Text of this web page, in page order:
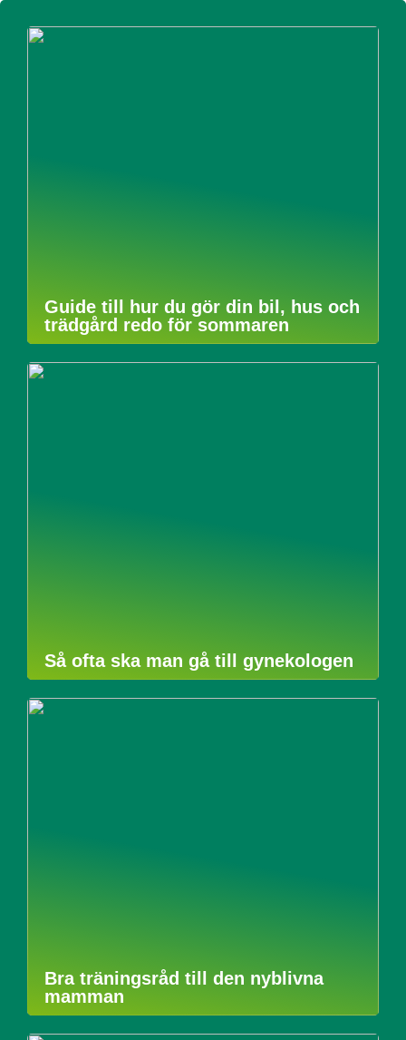
Guide till hur du gör din bil, hus och
trädgård redo för sommaren
Så ofta ska man gå till gynekologen
Bra träningsråd till den nyblivna
mamman